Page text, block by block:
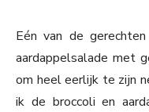
Eén van de
aardappelsalade met
om heel eerlijk te zijn
ik de broccoli en